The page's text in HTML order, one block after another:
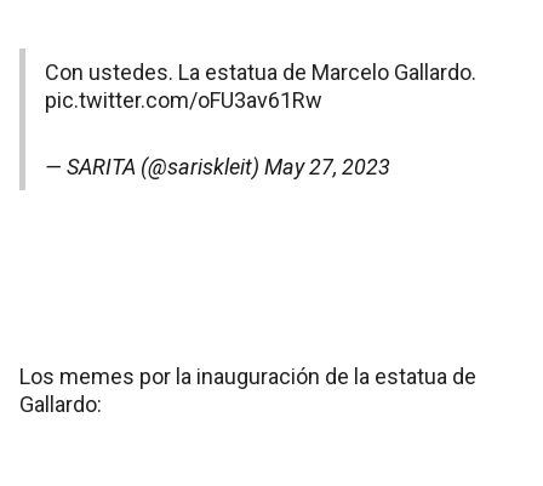
Con ustedes. La estatua de Marcelo Gallardo.
pic.twitter.com/oFU3av61Rw
— SARITA (@sariskleit) May 27, 2023
Los memes por la inauguración de la estatua de
Gallardo: